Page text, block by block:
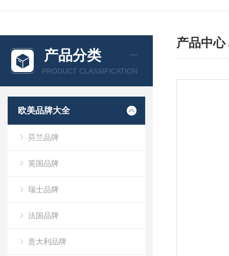
产品分类
PRODUCT CLASSIFICATION
欧美品牌大全
芬兰品牌
英国品牌
瑞士品牌
法国品牌
意大利品牌
产品中心